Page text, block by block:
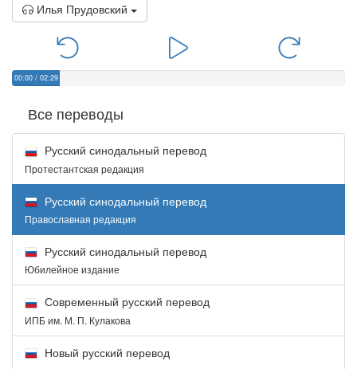
Илья Прудовский
00:00 / 02:29
Все переводы
Русский синодальный перевод
Протестантская редакция
Русский синодальный перевод
Православная редакция
Русский синодальный перевод
Юбилейное издание
Современный русский перевод
ИПБ им. М. П. Кулакова
Новый русский перевод